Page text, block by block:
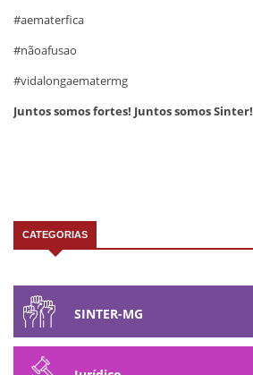
#aematerfica
#nãoafusao
#vidalongaematermg
Juntos somos fortes! Juntos somos Sinter!
CATEGORIAS
SINTER-MG